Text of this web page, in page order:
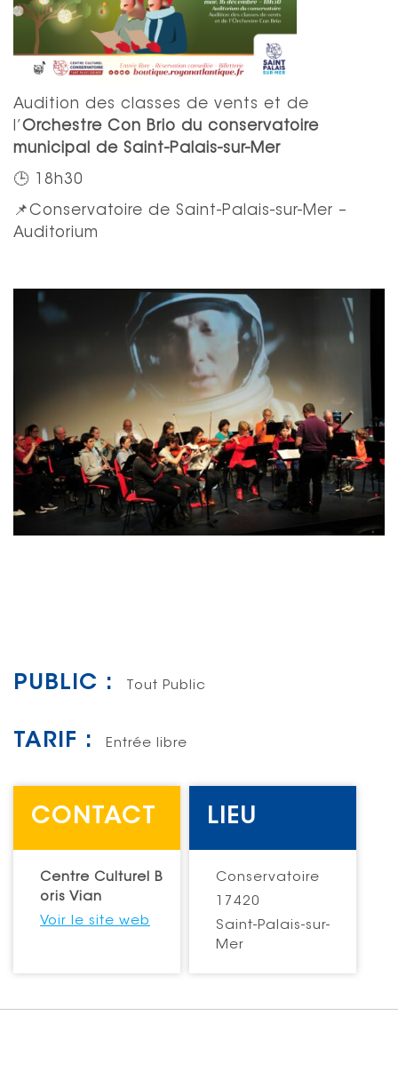
Audition des classes de vents et de
l’Orchestre Con Brio du conservatoire
municipal de Saint-Palais-sur-Mer
🕒 18h30
📌Conservatoire de Saint-Palais-sur-Mer –
Auditorium
PUBLIC : Tout Public
TARIF : Entrée libre
CONTACT
Centre Culturel B
oris Vian
Voir le site web
LIEU
Conservatoire
17420
Saint-Palais-sur-
Mer